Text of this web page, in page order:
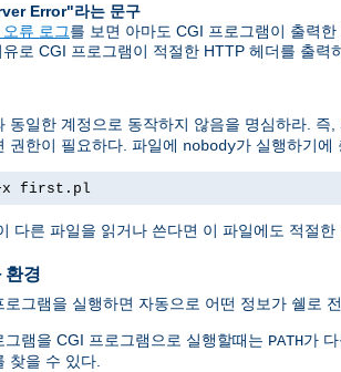
Error"라는 문구
류 로그를 보면 아마도 CGI 프로그램이 출력
유로 CGI 프로그램이 적절한 HTTP 헤더를 출력
동일한 계정으로 동작하지 않음을 명심하라.
권한이 필요하다. 파일에 nobody가 실행하기에
first.pl
다른 파일을 읽거나 쓴다면 이 파일에도 적절한
환경
로그램을 실행하면 자동으로 어떤 정보가 쉘로
그램을 CGI 프로그램으로 실행할때는 PATH가
찾을 수 있다.